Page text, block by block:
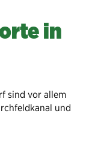
in
sind vor allem
und